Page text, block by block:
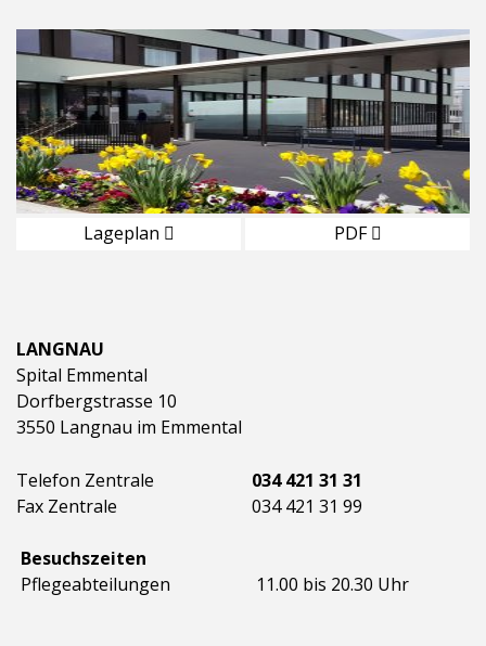
Lageplan PDF
LANGNAU
Spital Emmental
Dorfbergstrasse 10
3550 Langnau im Emmental
Telefon Zentrale
034 421 31 31
Fax Zentrale
034 421 31 99
Besuchszeiten
Pflegeabteilungen
11.00 bis 20.30 Uhr